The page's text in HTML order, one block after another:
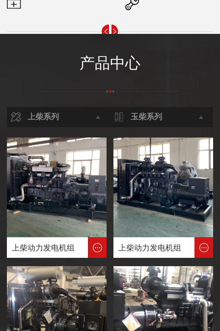
产品中心
上柴系列 玉柴系列
上柴动力发电机组 上柴动力发电机组